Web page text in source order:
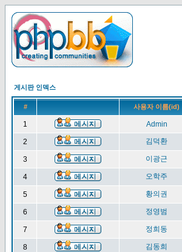
게시판 인덱스
# 사용자 이름(id)
1 Admin
2 김덕환
3 이광근
4 오학주
5 황의권
6 정영범
7 정희동
8 김동희